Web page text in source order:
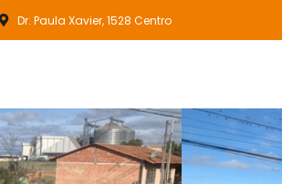
Dr. Paula Xavier, 1528 Centro